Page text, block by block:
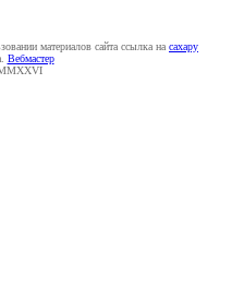
материалов сайта ссылка на caxapу
Вебмастер